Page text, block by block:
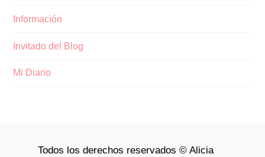
Información
Invitado del Blog
Mi Diario
Todos los derechos reservados © Alicia